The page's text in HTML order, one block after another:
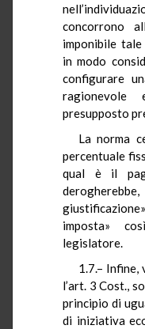
concorrono
imponibile
in modo
configurare
presupposto
La norma
percentuale
qual è il
imposta»
legislatore.
1.7.– Infine,
l’art. 3 Cost.,
principio di
di iniziativa